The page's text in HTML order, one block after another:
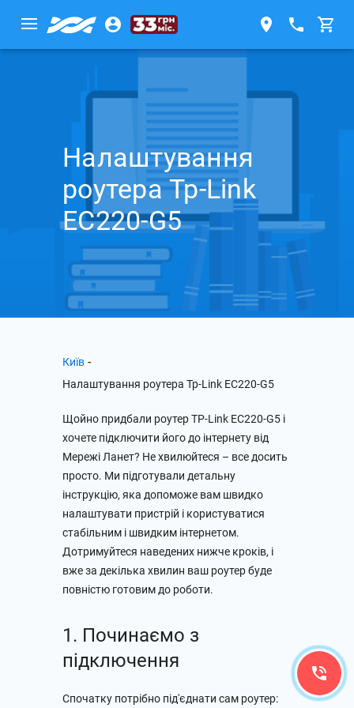
Налаштування
роутера Tp-Link
EC220-G5
Київ -
Налаштування роутера Tp-Link EC220-G5
Щойно придбали роутер TP-Link EC220-G5 і
хочете підключити його до інтернету від
Мережі Ланет? Не хвилюйтеся – все досить
просто. Ми підготували детальну
інструкцію, яка допоможе вам швидко
налаштувати пристрій і користуватися
стабільним і швидким інтернетом.
Дотримуйтеся наведених нижче кроків, і
вже за декілька хвилин ваш роутер буде
повністю готовим до роботи.
1. Починаємо з
підключення
Спочатку потрібно під'єднати сам роутер: